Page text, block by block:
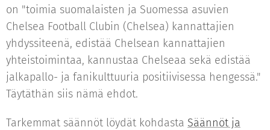
on "toimia suomalaisten ja Suomessa asuvien
Chelsea Football Clubin (Chelsea) kannattajien
yhdyssiteenä, edistää Chelsean kannattajien
yhteistoimintaa, kannustaa Chelseaa sekä edistää
jalkapallo- ja fanikulttuuria positiivisessa hengessä."
Täytäthän siis nämä ehdot.
Tarkemmat säännöt löydät kohdasta Säännöt ja